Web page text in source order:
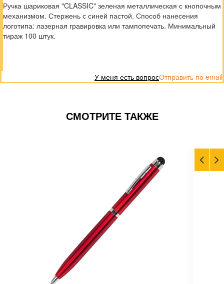
Ручка шариковая "CLASSIC" зеленая металлическая с кнопочным
механизмом. Стержень с синей пастой. Способ нанесения
логотипа: лазерная гравировка или тампопечать. Минимальный
тираж 100 штук.
Отправить по email
У меня есть вопрос
СМОТРИТЕ ТАКЖЕ